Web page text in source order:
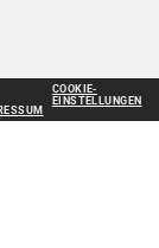
COOKIE-
EINSTELLUNGEN